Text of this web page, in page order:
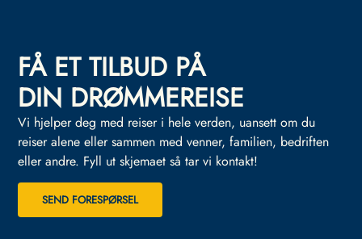
FÅ ET TILBUD PÅ
DIN DRØMMEREISE
Vi hjelper deg med reiser i hele verden, uansett om du
reiser alene eller sammen med venner, familien, bedriften
eller andre. Fyll ut skjemaet så tar vi kontakt!
SEND FORESPØRSEL